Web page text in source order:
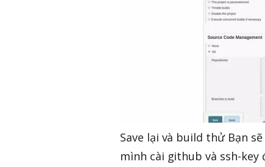
Save lại và build thử Bạn
mình cài github và ssh-